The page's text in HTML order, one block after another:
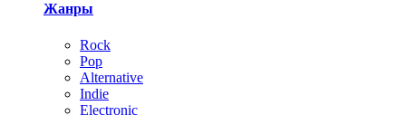
Жанры
Rock
Pop
Alternative
Indie
Electronic